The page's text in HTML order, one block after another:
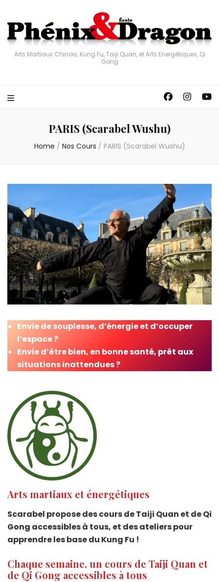
Arts Martiaux Chinois, Kung Fu, Taiji Quan, et Arts Energétiques, Qi
Gong
PARIS (Scarabel Wushu)
Home / Nos Cours / PARIS (Scarabel Wushu)
Envie de souplesse, d’énergie et d’occuper
l’espace ?
Envie d’être bien, en bonne santé, prêt aux
situations inattendues ?
Arts martiaux et énergétiques
Scarabel propose des cours de Taiji Quan et de Qi
Gong accessibles à tous, et des ateliers pour
apprendre les base du Kung Fu !
Chaque semaine, un cours de Taiji Quan et
de Qi Gong accessibles à tous